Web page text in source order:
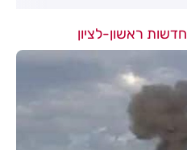
חדשות ראשון-לציון